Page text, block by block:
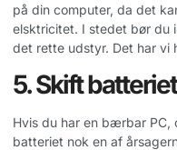
på din computer, da det
elsktricitet. I stedet bør du
det rette udstyr. Det har vi
5. Skift batteriet
Hvis du har en bærbar PC,
batteriet nok en af